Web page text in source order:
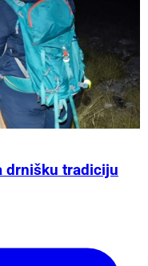
drnišku tradiciju